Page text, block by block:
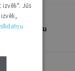
par migrantu
Jūs
sīkdatņu